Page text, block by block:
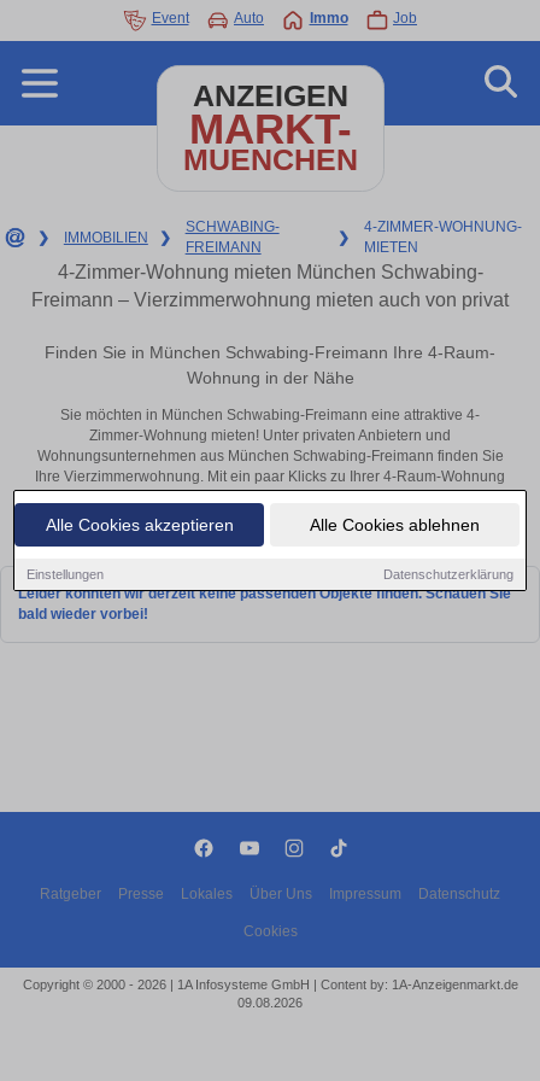
Alle Cookies akzeptieren Alle Cookies ablehnen
Einstellungen Datenschutzerklärung
Event Auto Immo Job
ANZEIGEN
MARKT-
MUENCHEN
❯ IMMOBILIEN ❯
SCHWABING-
FREIMANN
❯
4-ZIMMER-WOHNUNG-
MIETEN
4-Zimmer-Wohnung mieten München Schwabing-
Freimann – Vierzimmerwohnung mieten auch von privat
Finden Sie in München Schwabing-Freimann Ihre 4-Raum-
Wohnung in der Nähe
Sie möchten in München Schwabing-Freimann eine attraktive 4-
Zimmer-Wohnung mieten! Unter privaten Anbietern und
Wohnungsunternehmen aus München Schwabing-Freimann finden Sie
Ihre Vierzimmerwohnung. Mit ein paar Klicks zu Ihrer 4-Raum-Wohnung
Aktuelle Wohnung zum mieten
Leider konnten wir derzeit keine passenden Objekte finden. Schauen Sie
bald wieder vorbei!
Ratgeber Presse Lokales Über Uns Impressum Datenschutz
Cookies
Copyright © 2000 - 2026 | 1A Infosysteme GmbH | Content by: 1A-Anzeigenmarkt.de
09.08.2026